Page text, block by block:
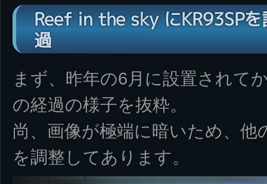
Reef in the sky にKR93SP
過
まず、昨年の6月に設置されて
の経過の様子を抜粋。
尚、画像が極端に暗いため、
を調整してあります。